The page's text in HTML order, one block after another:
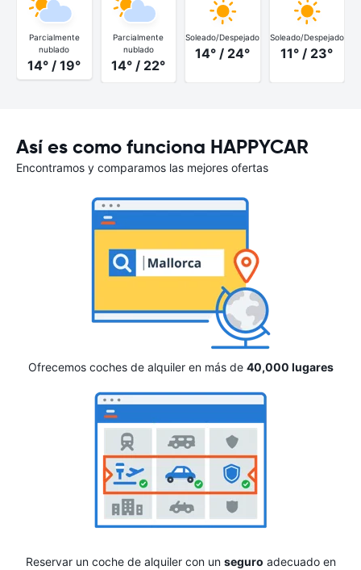
Parcialmente
nublado
14° / 19°
Parcialmente
nublado
14° / 22°
Soleado/Despejado
14° / 24°
Soleado/Despejado
11° / 23°
Así es como funciona HAPPYCAR
Encontramos y comparamos las mejores ofertas
Ofrecemos coches de alquiler en más de 40,000 lugares
Reservar un coche de alquiler con un seguro adecuado en